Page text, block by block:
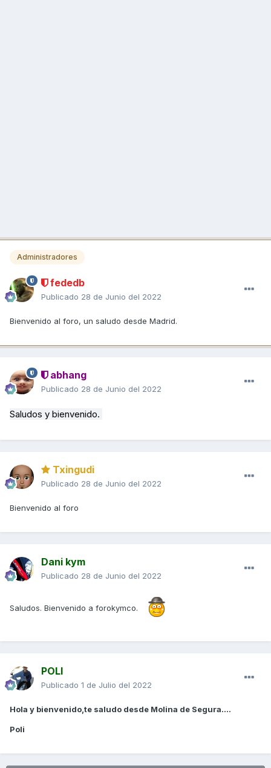
Administradores
fededb
Publicado 28 de Junio del 2022
Bienvenido al foro, un saludo desde Madrid.
abhang
Publicado 28 de Junio del 2022
Saludos y bienvenido.
Txingudi
Publicado 28 de Junio del 2022
Bienvenido al foro
Dani kym
Publicado 28 de Junio del 2022
Saludos. Bienvenido a forokymco.
POLI
Publicado 1 de Julio del 2022
Hola y bienvenido,te saludo desde Molina de Segura....
Poli